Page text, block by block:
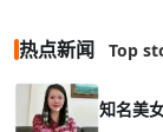
热点新闻 Top
知名美